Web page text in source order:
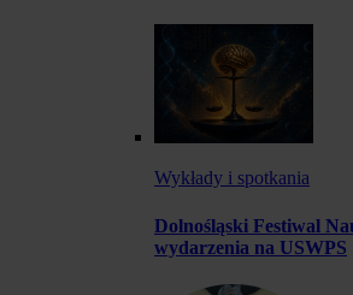
Wykłady i spotkania
Dolnośląski Festiwal
wydarzenia na USWPS